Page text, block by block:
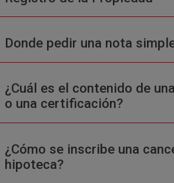
Donde pedir una nota
¿Cuál es el contenido de
o una certificación?
¿Cómo se inscribe una
hipoteca?